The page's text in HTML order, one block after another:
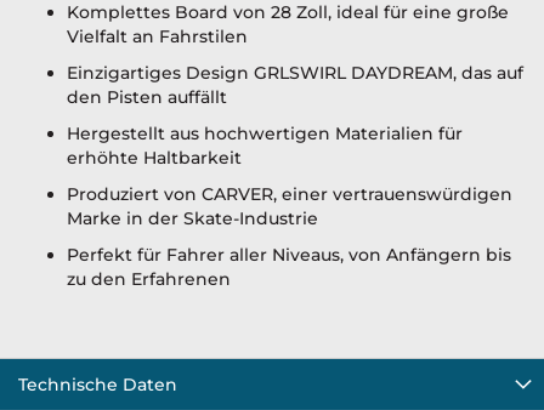
Komplettes Board von 28 Zoll, ideal für eine große
Vielfalt an Fahrstilen
Einzigartiges Design GRLSWIRL DAYDREAM, das auf
den Pisten auffällt
Hergestellt aus hochwertigen Materialien für
erhöhte Haltbarkeit
Produziert von CARVER, einer vertrauenswürdigen
Marke in der Skate-Industrie
Perfekt für Fahrer aller Niveaus, von Anfängern bis
zu den Erfahrenen
Technische Daten